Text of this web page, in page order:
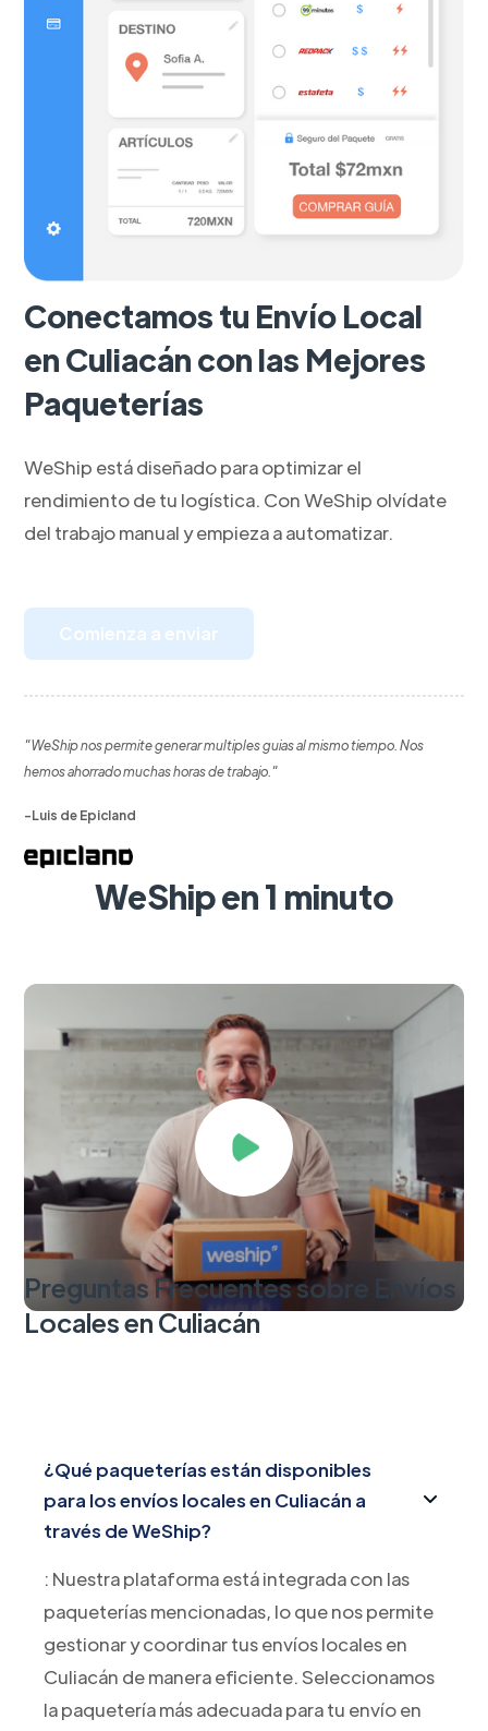
Conectamos tu Envío Local
en Culiacán con las Mejores
Paqueterías
WeShip está diseñado para optimizar el
rendimiento de tu logística. Con WeShip olvídate
del trabajo manual y empieza a automatizar.
Comienza a enviar
"WeShip nos permite generar multiples guias al mismo tiempo. Nos
hemos ahorrado muchas horas de trabajo."
-Luis de Epicland
WeShip en 1 minuto
Preguntas Frecuentes sobre Envíos
Locales en Culiacán
¿Qué paqueterías están disponibles
para los envíos locales en Culiacán a
través de WeShip?
: Nuestra plataforma está integrada con las
paqueterías mencionadas, lo que nos permite
gestionar y coordinar tus envíos locales en
Culiacán de manera eficiente. Seleccionamos
la paquetería más adecuada para tu envío en